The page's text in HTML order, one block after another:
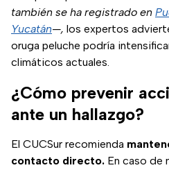
también se ha registrado en
Yucatán—, los expertos
oruga peluche podría
climáticos actuales.
¿Cómo prevenir
ante un hallazgo?
El CUCSur recomienda
contacto directo. En caso de